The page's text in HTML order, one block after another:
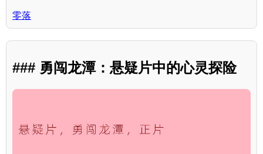
零落
### 勇闯龙潭：悬疑片中的心灵探险